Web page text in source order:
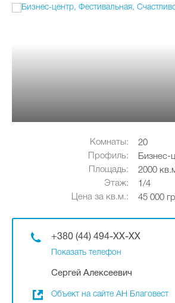
Комнаты:
20
Профиль:
Бизнес-
Площадь:
2000
Этаж:
1/4
Цена за кв.м.:
45 000
+380 (44) 494-XX-XX
Показать телефон
Сергей Алексеевич
Объект на сайте АН Благовест